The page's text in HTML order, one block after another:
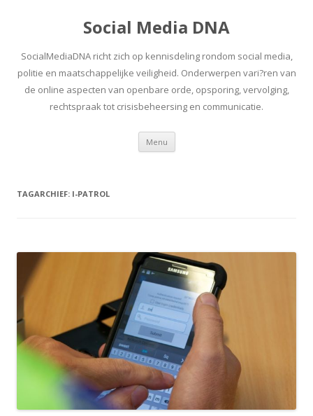
Social Media DNA
SocialMediaDNA richt zich op kennisdeling rondom social media,
politie en maatschappelijke veiligheid. Onderwerpen vari?ren van
de online aspecten van openbare orde, opsporing, vervolging,
rechtspraak tot crisisbeheersing en communicatie.
Menu Spring
inhoud
TAGARCHIEF: I-PATROL